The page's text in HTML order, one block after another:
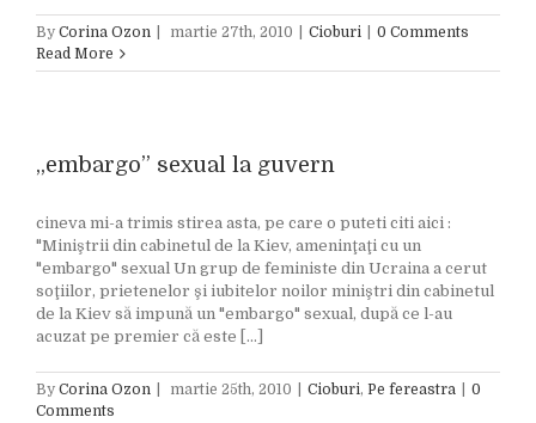
By Corina Ozon martie 27th, 2010 Cioburi
0 Comments
Read More
„embargo” sexual la guvern
cineva mi-a trimis stirea asta, pe care o puteti citi aici :
"Miniştrii din cabinetul de la Kiev, ameninţaţi cu un
"embargo" sexual Un grup de feministe din Ucraina a cerut
soţiilor, prietenelor şi iubitelor noilor miniştri din cabinetul
de la Kiev să impună un "embargo" sexual, după ce l-au
acuzat pe premier că este [...]
By Corina Ozon martie 25th, 2010 Cioburi, Pe fereastra
0
Comments